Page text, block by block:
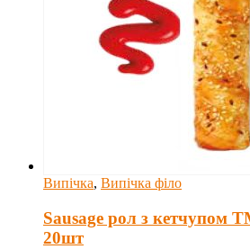
Випічка, Випічка філо
Sausage рол з кетчупом
20шт